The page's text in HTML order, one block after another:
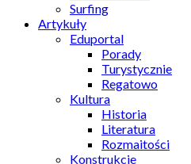
Surfing
Artykuły
Eduportal
Porady
Turystycznie
Regatowo
Kultura
Historia
Literatura
Rozmaitości
Konstrukcje